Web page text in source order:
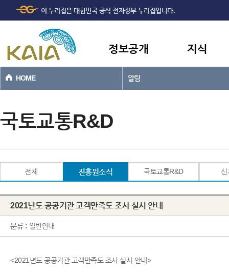
본문바로가기
이 누리집은 대한민국 공식 전자정부 누리집입니다.
정보공개 지식
HOME 알림
국토교통R&D
전체 진흥원소식 국토교통R&D 신
2021년도 공공기관 고객만족도 조사 실시 안내
분류 : 일반안내
<2021년도 공공기관 고객만족도 조사 실시 안내>